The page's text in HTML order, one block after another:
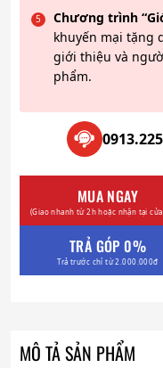
Chương trình
khuyến mại tặng
giới thiệu và
phẩm.
MUA NGAY
(Giao nhanh từ 2h hoặc nhận tại
TRẢ GÓP 0%
Trả trước chỉ từ 2.000.000đ
MÔ TẢ SẢN PHẨM